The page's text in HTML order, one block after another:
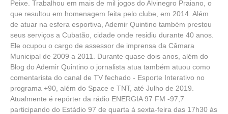
Peixe. Trabalhou em mais de mil jogos do Alvinegro Praiano, o
que resultou em homenagem feita pelo clube, em 2014. Além
de atuar na esfera esportiva, Ademir Quintino também prestou
seus serviços a Cubatão, cidade onde residiu durante 40 anos.
Ele ocupou o cargo de assessor de imprensa da Câmara
Municipal de 2009 a 2011. Durante quase dois anos, além do
Blog do Ademir Quintino o jornalista atua também atuou como
comentarista do canal de TV fechado - Esporte Interativo no
programa +90, além do Space e TNT, até Julho de 2019.
Atualmente é repórter da rádio ENERGIA 97 FM -97,7
participando do Estádio 97 de quarta á sexta-feira das 17h30 às